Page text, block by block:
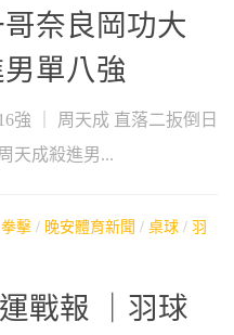
奈良岡功大
單八強
強 ｜ 周天成 直落二扳倒日
天成殺進男...
拳擊 / 晚安體育新聞 / 桌球 / 羽
戰報 ｜羽球